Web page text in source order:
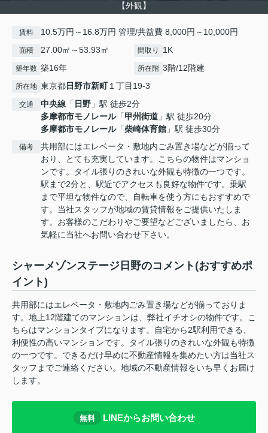
【外観】
賃料 10.5万円～16.8万円 管理/共益費 8,000円～10,000円
面積 27.00㎡～53.93㎡ 間取り 1K
築年数 築16年 所在階 3階/12階建
所在地 東京都日野市新町１丁目19-3
交通 中央線 「 日野 」駅 徒歩2分
多摩都市モノレール「甲州街道 」駅 徒歩20分
多摩都市モノレール「柴崎体育館 」駅 徒歩30分
備考
共用部にはエレベータ・敷地内ごみ置き場などが揃って
おり、とても充実しています。こちらの物件はマンショ
ンです。タイル張りのきれいな外観も特徴の一つです。
駅まで2分と、駅近でアクセスも良好な物件です。乗駅
まで平坦な物件なので、自転車を使う方にもおすすめで
す。当社スタッフが地域の賃貸情報をご提供いたしま
す。お客様のこだわりやご要望などございましたら、お
気軽に当社へお問い合わせ下さい。
シャーメゾンステージ日野のコメント(おすすめポ
イント)
共用部にはエレベータ・敷地内ごみ置き場などが揃っておりま
す。地上12階建てのマンションは、弊社イチオシの物件です。こ
ちらはマンションタイプになります。自宅から2駅利用できる、
利便性の高いマンションです。タイル張りのきれいな外観も特徴
の一つです。できるだけ早めに不動産情報を集めたい方は当社ス
タッフまでご連絡ください。地域の不動産情報をいち早くお届け
します。
無料 LINEからお問い合わせ